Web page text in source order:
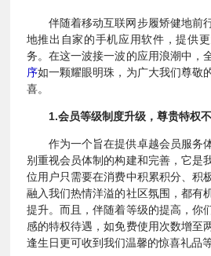
伴随着移动互联网步履矫健地前
地推出自家的手机应用软件，提供
务。在这一波接一波的应用浪潮中，
序如一颗耀眼明珠，为广大我们尊敬
喜。
1.会员等级制度升级，尊贵特权
作为一个旨在提供卓越会员服务
别重视会员体制的构建和完善，它是
位用户只需要在消费中积累积分、积
融入我们热情洋溢的社区氛围，都有
提升。而且，伴随着等级的提高，你
感的特权待遇，如免费使用次数增至
逢生日更可收到我们温馨的惊喜礼品等